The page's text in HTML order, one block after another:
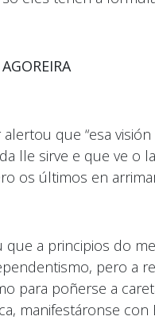
que “esa
lle sirve e que ve o
os últimos en
a principios do
pero a
para poñerse a
manifestáronse